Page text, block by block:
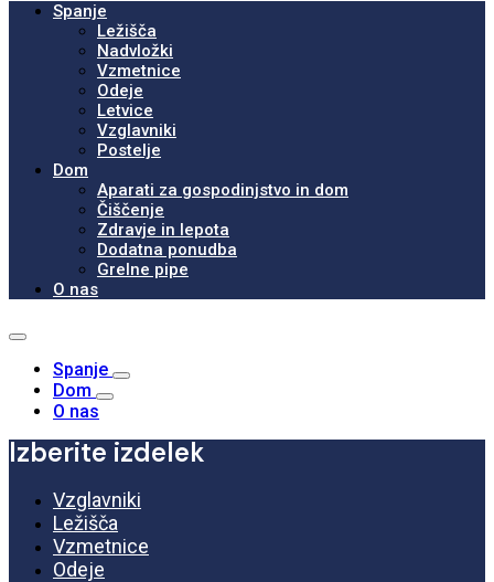
Spanje
Ležišča
Nadvložki
Vzmetnice
Odeje
Letvice
Vzglavniki
Postelje
Dom
Aparati za gospodinjstvo in dom
Čiščenje
Zdravje in lepota
Dodatna ponudba
Grelne pipe
O nas
Spanje
Dom
O nas
Izberite izdelek
Vzglavniki
Ležišča
Vzmetnice
Odeje